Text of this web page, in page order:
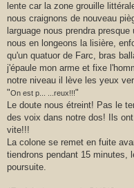
lente car la zone grouille
nous craignons de nouveau
larguage nous prendra
nous en longeons la lisière,
qu'un quatuor de Farc, bras
j'épaule mon arme et fixe
notre niveau il lève les yeux
"On est p... ...reux!!!"
Le doute nous étreint! Pas le
des voix dans notre dos! Ils
vite!!!
La colone se remet en fuite
tiendrons pendant 15 minutes,
poursuite.